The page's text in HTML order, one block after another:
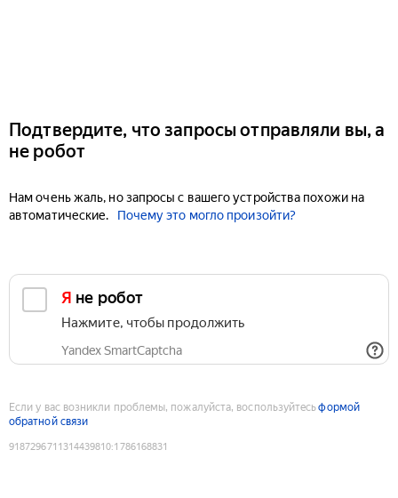
Подтвердите, что запросы отправляли вы, а
не робот
Нам очень жаль, но запросы с вашего устройства похожи на
автоматические.
Почему это могло произойти?
Я не робот
Нажмите, чтобы продолжить
Yandex SmartCaptcha
Если у вас возникли проблемы, пожалуйста, воспользуйтесьформой
обратной связи
9187296711314439810:1786168831